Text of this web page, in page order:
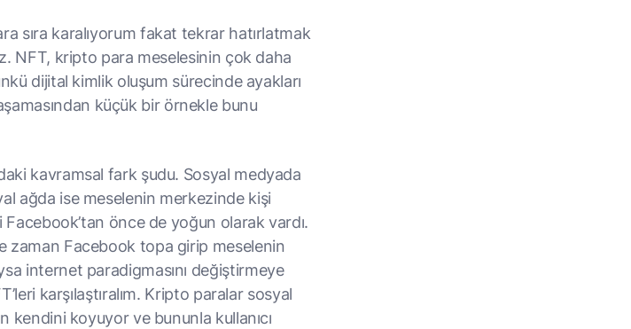
sıra karalıyorum fakat tekrar hatırlatmak
NFT, kripto para meselesinin çok daha
dijital kimlik oluşum sürecinde ayakları
küçük bir örnekle bunu
kavramsal fark şudu. Sosyal medyada
ağda ise meselenin merkezinde kişi
önce de yoğun olarak vardı.
zaman Facebook topa girip meselenin
internet paradigmasını değiştirmeye
karşılaştıralım. Kripto paralar sosyal
kendini koyuyor ve bununla kullanıcı